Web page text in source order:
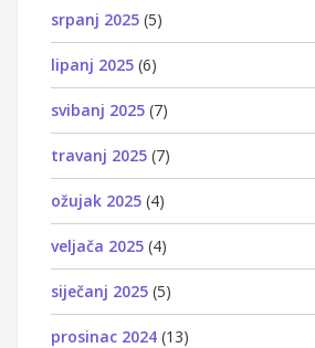
srpanj 2025 (5)
lipanj 2025 (6)
svibanj 2025 (7)
travanj 2025 (7)
ožujak 2025 (4)
veljača 2025 (4)
siječanj 2025 (5)
prosinac 2024 (13)